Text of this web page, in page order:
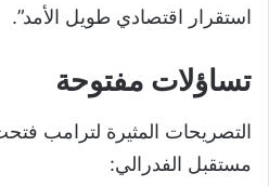
استقرار اقتصادي طويل الأمد”.
تساؤلات مفتوحة
التصريحات المثيرة لترامب
مستقبل الفدرالي: